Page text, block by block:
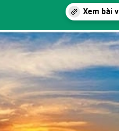
Đang mở